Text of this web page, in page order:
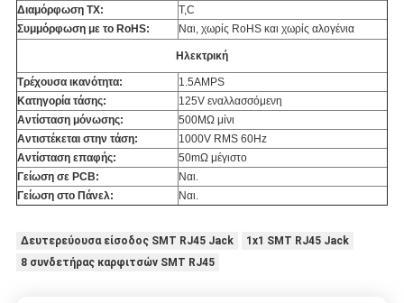
Διαμόρφωση TX:
T,C
Συμμόρφωση με το RoHS:
Ναι, χωρίς RoHS και χωρίς αλογένια
Ηλεκτρική
Τρέχουσα ικανότητα:
1.5AMPS
Κατηγορία τάσης:
125V εναλλασσόμενη
Αντίσταση μόνωσης:
500MΩ μίνι
Αντιστέκεται στην τάση:
1000V RMS 60Hz
Αντίσταση επαφής:
50mΩ μέγιστο
Γείωση σε PCB:
Ναι.
Γείωση στο Πάνελ:
Ναι.
Δευτερεύουσα είσοδος SMT RJ45 Jack
1x1 SMT RJ45 Jack
8 συνδετήρας καρφιτσών SMT RJ45